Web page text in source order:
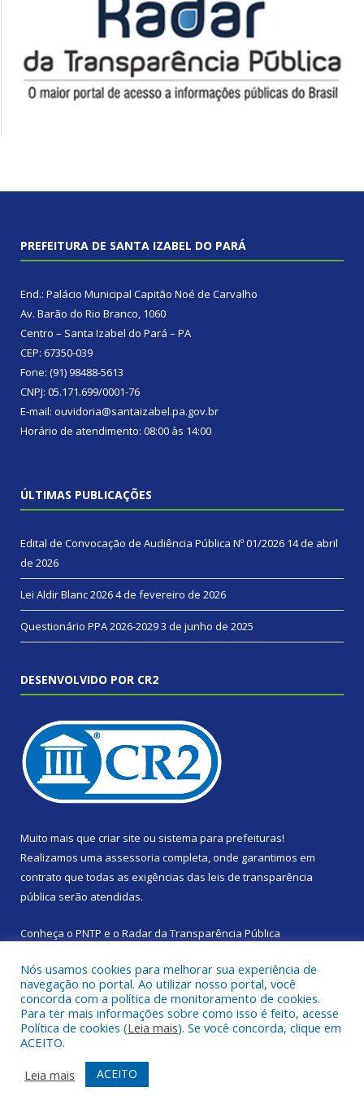
PREFEITURA DE SANTA IZABEL DO PARÁ
End.: Palácio Municipal Capitão Noé de Carvalho
Av. Barão do Rio Branco, 1060
Centro – Santa Izabel do Pará – PA
CEP: 67350-039
Fone: (91) 98488-5613
CNPJ: 05.171.699/0001-76
E-mail: ouvidoria@santaizabel.pa.gov.br
Horário de atendimento: 08:00 às 14:00
ÚLTIMAS PUBLICAÇÕES
Edital de Convocação de Audiência Pública Nº 01/2026 14 de abril
de 2026
Lei Aldir Blanc 20264 de fevereiro de 2026
Questionário PPA 2026-20293 de junho de 2025
DESENVOLVIDO POR CR2
Muito mais que criar site ou sistema para prefeituras!
Realizamos uma assessoria completa, onde garantimos em
contrato que todas as exigências das leis de transparência
pública serão atendidas.
Conheça o PNTP e o Radar da Transparência Pública
Todos os direitos reservados a Prefeitura Municipal de Santa
Izabel do Pará.
Mapa do Site
Acessar Área Administrativa
Acessar Webmail
Nós usamos cookies para melhorar sua experiência de
navegação no portal. Ao utilizar nosso portal, você
concorda com a política de monitoramento de cookies.
Para ter mais informações sobre como isso é feito, acesse
Política de cookies (Leia mais). Se você concorda, clique em
ACEITO.
Leia mais
ACEITO